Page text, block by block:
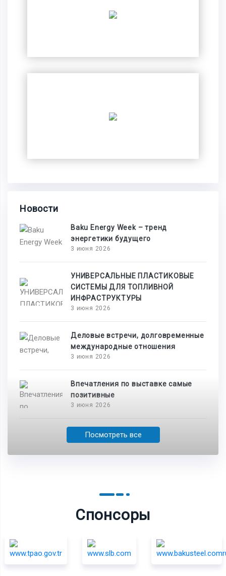
Новости
Baku Energy Week – тренд
энергетики будущего
3 июня 2026
УНИВЕРСАЛЬНЫЕ ПЛАСТИКОВЫЕ
СИСТЕМЫ ДЛЯ ТОПЛИВНОЙ
ИНФРАСТРУКТУРЫ
3 июня 2026
Деловые встречи, долговременные
международные отношения
3 июня 2026
Впечатления по выставке самые
позитивные
3 июня 2026
Посмотреть все
Спонсоры